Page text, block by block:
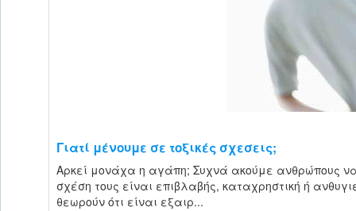
Γιατί μένουμε σε τοξικές σχεσεις;
Aρκεί μονάχα η αγάπη; Συχνά ακούμε ανθρώπους να
σχέση τους είναι επιβλαβής, καταχρηστική ή
θεωρούν ότι είναι εξαιρ...